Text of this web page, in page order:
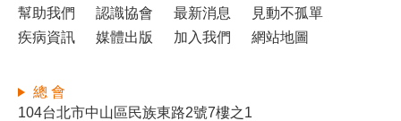
幫助我們 認識協會 最新消息
見動不孤單
疾病資訊
媒體出版 加入我們 網站地圖
總 會
104台北市中山區民族東路2號7樓之1